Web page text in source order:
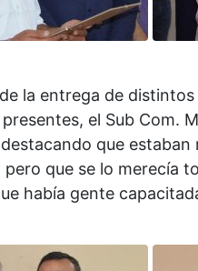
la entrega de
el Sub Com.
que
que se lo merecía
había gente